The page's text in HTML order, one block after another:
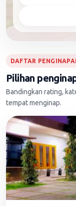
DAFTAR
Pilihan
Bandingkan rating,
tempat menginap.